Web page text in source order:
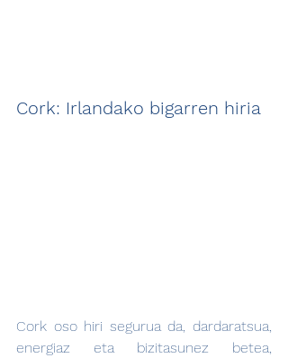
Cork: Irlandako bigarren hiria
Cork oso hiri segurua da, dardaratsua,
energiaz eta bizitasunez betea,